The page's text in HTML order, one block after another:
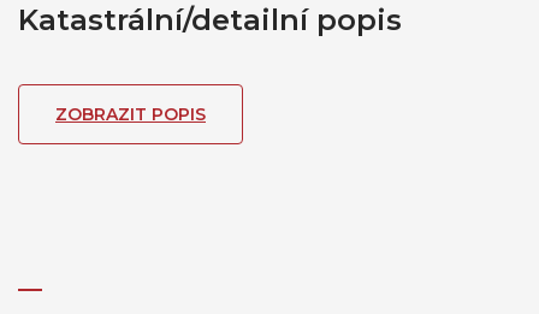
Katastrální/detailní popis
ZOBRAZIT POPIS